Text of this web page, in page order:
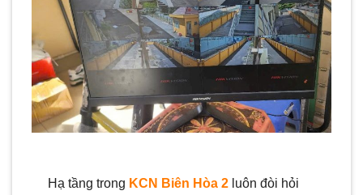
Hạ tầng trong KCN Biên Hòa 2 luôn đòi hỏi